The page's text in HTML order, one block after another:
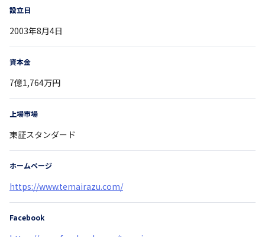
設立日
2003年8月4日
資本金
7億1,764万円
上場市場
東証スタンダード
ホームページ
https://www.temairazu.com/
Facebook